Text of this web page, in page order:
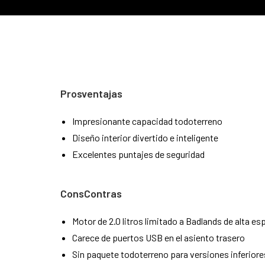
Prosventajas
Impresionante capacidad todoterreno
Diseño interior divertido e inteligente
Excelentes puntajes de seguridad
ConsContras
Motor de 2.0 litros limitado a Badlands de alta
Carece de puertos USB en el asiento trasero
Sin paquete todoterreno para versiones